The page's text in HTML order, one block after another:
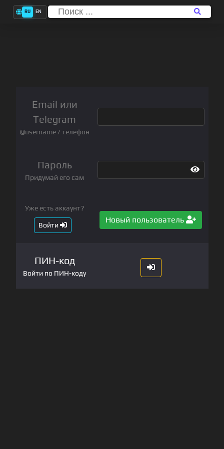
RU EN
Email или
Telegram
@username / телефон
Пароль
Придумай его сам
Уже есть аккаунт?
Войти
Новый пользователь
ПИН-код
Войти по ПИН-коду